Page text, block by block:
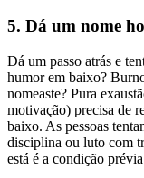
5. Dá um nome
Dá um passo atrás e
humor em baixo?
nomeaste? Pura
motivação) precisa de
baixo. As pessoas
disciplina ou luto com
está é a condição